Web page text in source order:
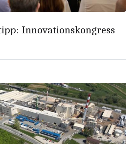
Innovationskongress